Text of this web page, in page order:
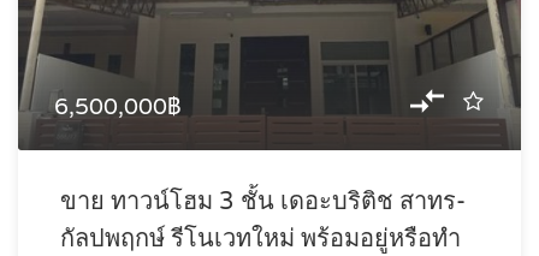
6,500,000฿
ขาย ทาวน์โฮม 3 ชั้น เดอะบริติช สาทร-
กัลปพฤกษ์ รีโนเวทใหม่ พร้อมอยู่หรือทำ